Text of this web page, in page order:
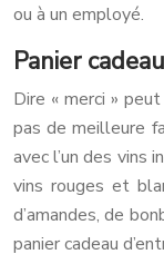
ou à un employé.
Panier
Dire « merci »
pas de meilleure
avec l’un des vins
vins rouges et
d’amandes, de
panier cadeau